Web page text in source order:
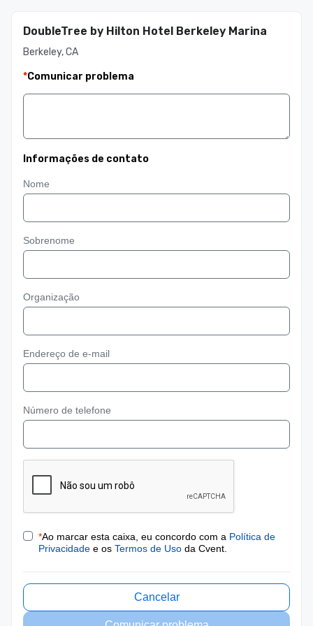
DoubleTree by Hilton Hotel Berkeley Marina
Berkeley, CA
*Comunicar problema
Informações de contato
Nome
Sobrenome
Organização
Endereço de e-mail
Número de telefone
*Ao marcar esta caixa, eu concordo com a Política de
Privacidade e os Termos de Uso da Cvent.
Cancelar